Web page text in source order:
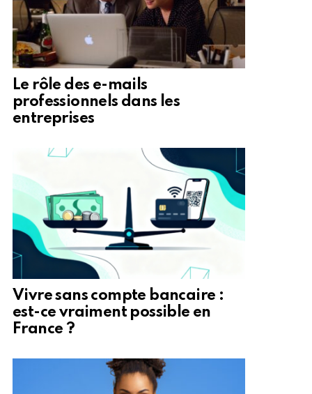
Le rôle des e-mails
professionnels dans les
entreprises
Vivre sans compte bancaire :
est-ce vraiment possible en
France ?